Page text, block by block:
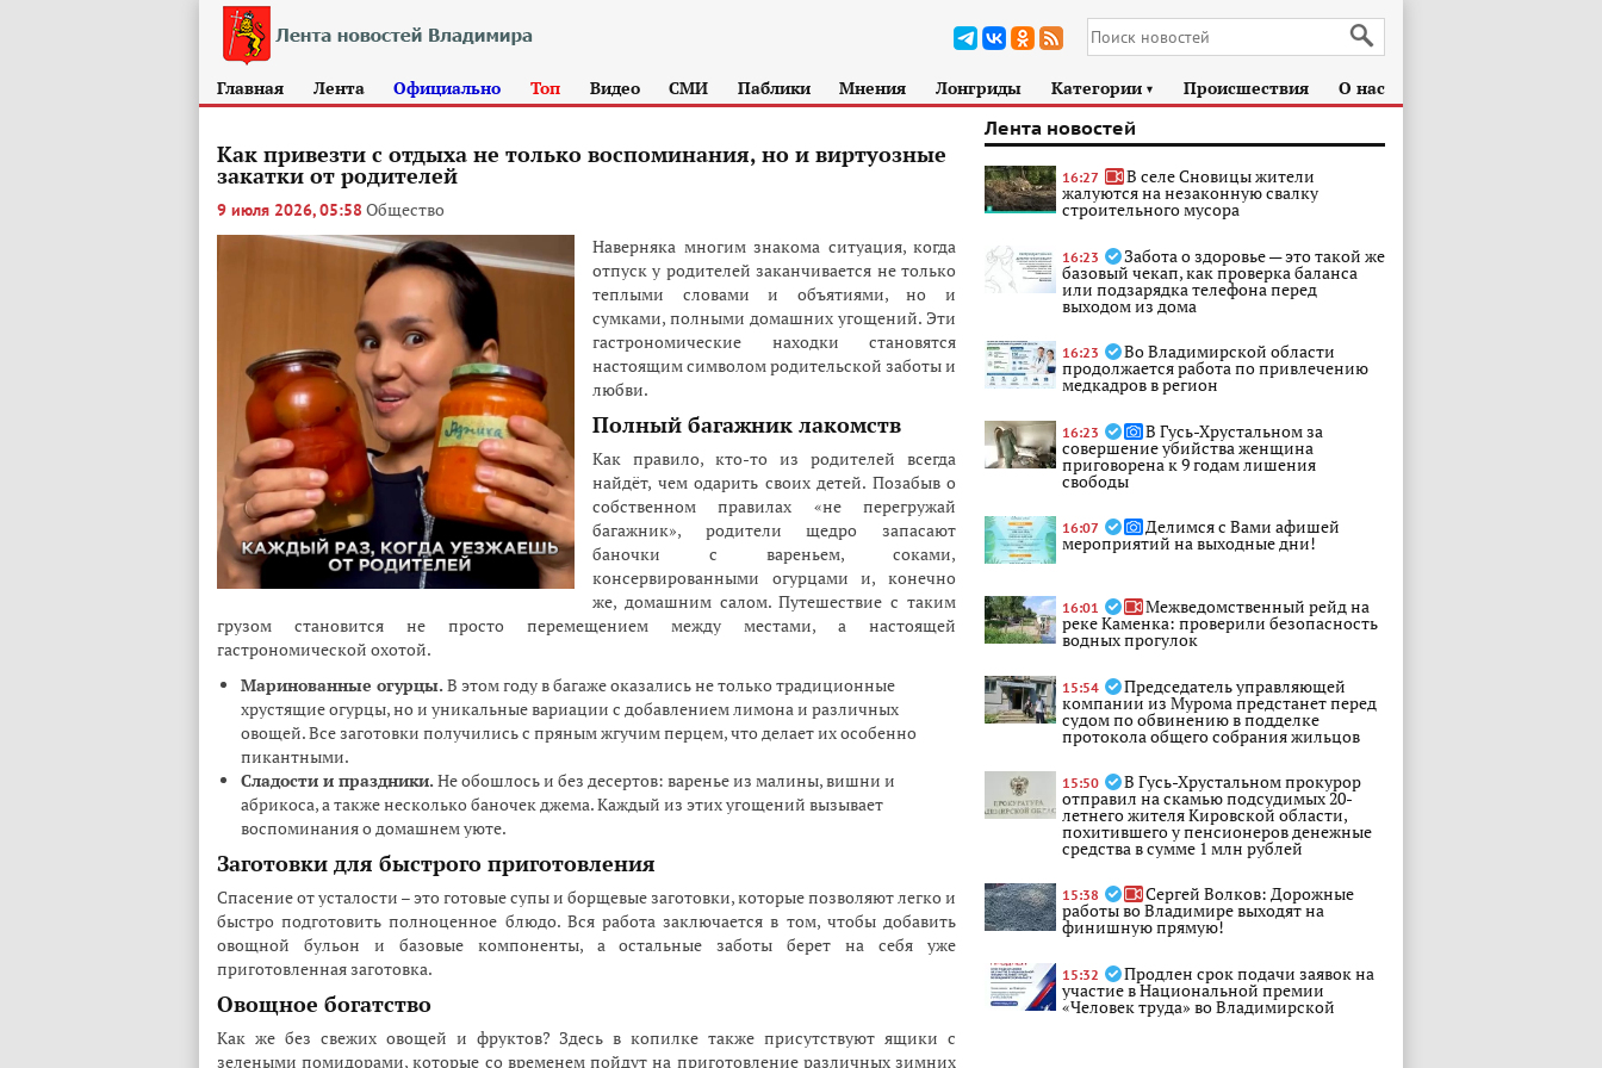
Главная Лента Официально Топ Видео СМИ Паблики Мнения Лонгриды Категории ► Происшествия О нас
Как привезти с отдыха не только воспоминания, но и виртуозные
закатки от родителей
9 июля 2026, 05:58 Общество
Наверняка многим знакома ситуация, когда
отпуск у родителей заканчивается не только
теплыми словами и объятиями, но и
сумками, полными домашних угощений. Эти
гастрономические находки становятся
настоящим символом родительской заботы и
любви.
Полный багажник лакомств
Как правило, кто-то из родителей всегда
найдёт, чем одарить своих детей. Позабыв о
собственном правилах «не перегружай
багажник», родители щедро запасают
баночки с вареньем, соками,
консервированными огурцами и, конечно
же, домашним салом. Путешествие с таким
грузом становится не просто перемещением между местами, а настоящей
гастрономической охотой.
Маринованные огурцы. В этом году в багаже оказались не только традиционные
хрустящие огурцы, но и уникальные вариации с добавлением лимона и различных
овощей. Все заготовки получились с пряным жгучим перцем, что делает их особенно
пикантными.
Сладости и праздники. Не обошлось и без десертов: варенье из малины, вишни и
абрикоса, а также несколько баночек джема. Каждый из этих угощений вызывает
воспоминания о домашнем уюте.
Заготовки для быстрого приготовления
Спасение от усталости – это готовые супы и борщевые заготовки, которые позволяют легко и
быстро подготовить полноценное блюдо. Вся работа заключается в том, чтобы добавить
овощной бульон и базовые компоненты, а остальные заботы берет на себя уже
приготовленная заготовка.
Овощное богатство
Как же без свежих овощей и фруктов? Здесь в копилке также присутствуют ящики с
зелеными помидорами, которые со временем пойдут на приготовление различных зимних
Лента новостей
16:27 В селе Сновицы жители
жалуются на незаконную свалку
строительного мусора
16:23 Забота о здоровье — это такой же
базовый чекап, как проверка баланса
или подзарядка телефона перед
выходом из дома
16:23 Во Владимирской области
продолжается работа по привлечению
медкадров в регион
16:23 В Гусь-Хрустальном за
совершение убийства женщина
приговорена к 9 годам лишения
свободы
16:07 Делимся с Вами афишей
мероприятий на выходные дни!
16:01 Межведомственный рейд на
реке Каменка: проверили безопасность
водных прогулок
15:54 Председатель управляющей
компании из Мурома предстанет перед
судом по обвинению в подделке
протокола общего собрания жильцов
15:50 В Гусь-Хрустальном прокурор
отправил на скамью подсудимых 20-
летнего жителя Кировской области,
похитившего у пенсионеров денежные
средства в сумме 1 млн рублей
15:38 Сергей Волков: Дорожные
работы во Владимире выходят на
финишную прямую!
15:32 Продлен срок подачи заявок на
участие в Национальной премии
«Человек труда» во Владимирской